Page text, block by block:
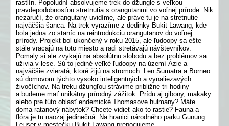
rastlín. Popoludní absolvujeme trek do džungle s veľkou
pravdepodobnosťou stretnutia s orangutanmi vo voľnej prírode. Nik
nezaručí, že orangutany uvidíme, ale práve tu je na stretnutie
najväčšia šanca. Na trek vyrazíme z dedinky Bukit Lawang, kde
bola jedna zo staníc na reintrodukciu orangutanov do voľnej
prírody. Projekt bol ukončený v roku 2015, ale ľudoopy sa ešte
stále vracajú na toto miesto a radi stretávajú návštevníkov.
Pomaly si ale zvykajú na absolútnu slobodu a bez problémov sa
uživia v lese. Sú to jediné veľké ľudoopy na území Ázie a
najväčšie zvieratá, ktoré žijú na stromoch. Len Sumatra a Borneo
sú domovom týchto vysoko inteligentných a vynaliezavých
živočíchov. Na treku džungľou strávime približne tri hodiny
a budeme mať unikátny prírodný zážitok. Prídu aj gibony, makaky
alebo pre túto oblasť endemické Thomasove hulmany? Máte
doma ratanový nábytok? Chcete vidieť ako to rastie? Fauna a
flóra je tu naozaj jedinečná. Na hranici národného parku Gunung